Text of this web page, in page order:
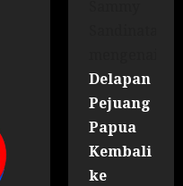
Delapan
Pejuang
Papua
Kembali
ke